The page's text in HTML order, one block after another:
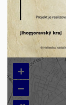
+
–